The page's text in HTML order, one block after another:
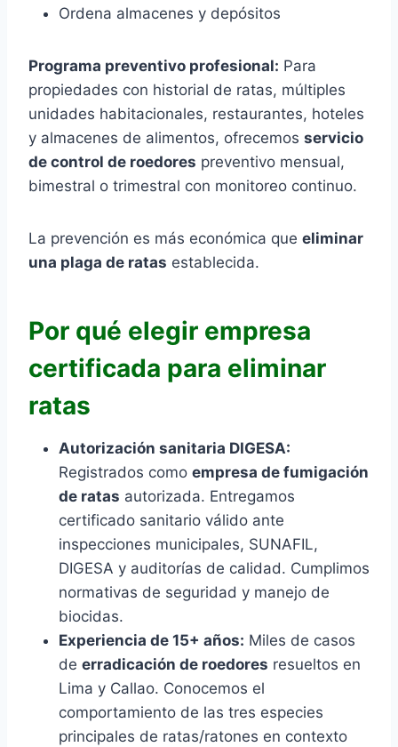
Ordena almacenes y depósitos
Programa preventivo profesional: Para
propiedades con historial de ratas, múltiples
unidades habitacionales, restaurantes, hoteles
y almacenes de alimentos, ofrecemos servicio
de control de roedores preventivo mensual,
bimestral o trimestral con monitoreo continuo.
La prevención es más económica que eliminar
una plaga de ratas establecida.
Por qué elegir empresa
certificada para eliminar
ratas
Autorización sanitaria DIGESA:
Registrados como empresa de fumigación
de ratas autorizada. Entregamos
certificado sanitario válido ante
inspecciones municipales, SUNAFIL,
DIGESA y auditorías de calidad. Cumplimos
normativas de seguridad y manejo de
biocidas.
Experiencia de 15+ años: Miles de casos
de erradicación de roedores resueltos en
Lima y Callao. Conocemos el
comportamiento de las tres especies
principales de ratas/ratones en contexto